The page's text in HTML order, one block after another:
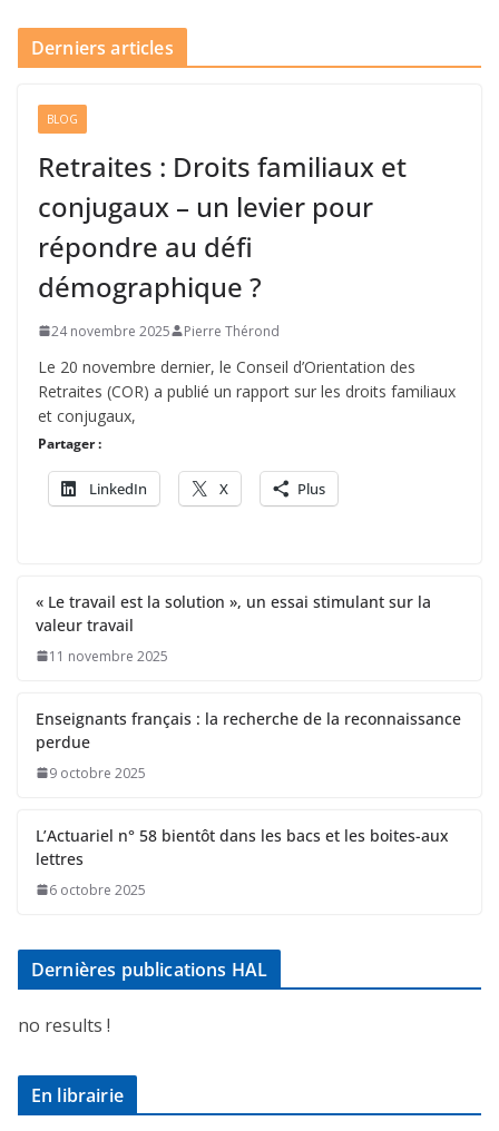
Derniers articles
BLOG
Retraites : Droits familiaux et
conjugaux – un levier pour
répondre au défi
démographique ?
24 novembre 2025 Pierre Thérond
Le 20 novembre dernier, le Conseil d’Orientation des
Retraites (COR) a publié un rapport sur les droits familiaux
et conjugaux,
Partager :
LinkedIn X Plus
« Le travail est la solution », un essai stimulant sur la
valeur travail
11 novembre 2025
Enseignants français : la recherche de la reconnaissance
perdue
9 octobre 2025
L’Actuariel n° 58 bientôt dans les bacs et les boites-aux
lettres
6 octobre 2025
Dernières publications HAL
no results !
En librairie